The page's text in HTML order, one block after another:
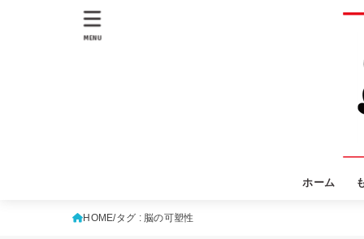
ホーム
MENU
HOME タグ : 脳の可塑性